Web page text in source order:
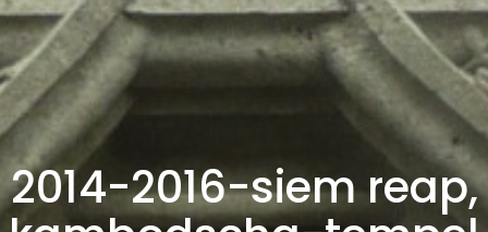
2014-2016-siem reap,